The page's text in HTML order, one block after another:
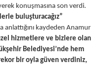
konuşmasına son verdi.
buluşturacağız”
kaydeden Anamur
hizmetlere ve bizlere olan
Belediyesi’nde hem
bir oyla güven verdiniz,